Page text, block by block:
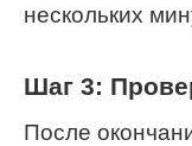
нескольких
Шаг 3:
После